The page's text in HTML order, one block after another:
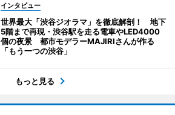
インタビュー
世界最大「渋谷ジオラマ」を徹底解剖！ 地下
5階まで再現・渋谷駅を走る電車やLED4000
個の夜景 都市モデラーMAJIRIさんが作る
「もう一つの渋谷」
もっと見る